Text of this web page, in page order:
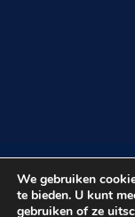
We gebruiken
te bieden. U kunt
gebruiken of ze